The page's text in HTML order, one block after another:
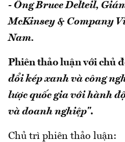
- Ông Bruce Delteil,
McKinsey & Company
Nam.
Phiên thảo luận với chủ
đổi kép xanh và công
lược quốc gia với hành
và doanh nghiệp".
Chủ trì phiên thảo luận: